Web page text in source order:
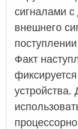
сигналами с
внешнего
Факт